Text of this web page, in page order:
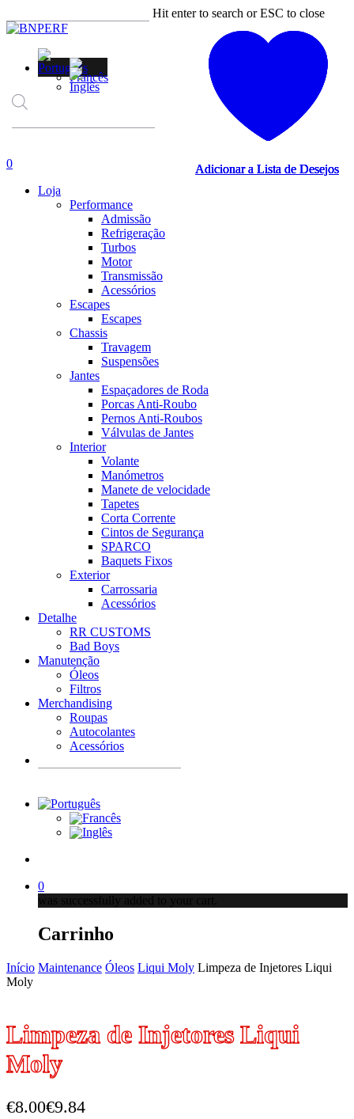
to
content
Hit enter to search or ESC to close
Close
account
0
Loja
Performance
Admissão
Refrigeração
Turbos
Motor
Transmissão
Acessórios
Escapes
Escapes
Chassis
Travagem
Suspensões
Jantes
Espaçadores de Roda
Porcas Anti-Roubo
Pernos Anti-Roubos
Válvulas de Jantes
Interior
Volante
Manómetros
Manete de velocidade
Tapetes
Corta Corrente
Cintos de Segurança
SPARCO
Baquets Fixos
Exterior
Carrossaria
Acessórios
Detalhe
RR CUSTOMS
Bad Boys
Manutenção
Óleos
Filtros
Merchandising
Roupas
Autocolantes
Acessórios
0
was successfully added to your cart.
Carrinho
Início Maintenance Óleos Liqui Moly Limpeza de Injetores Liqui
Moly
Limpeza de Injetores Liqui
Moly
€8.00€9.84
Adicionar a Lista de Desejos
Adicionar a Lista de Desejos
Adicionar a Lista de Desejos
Adicionar a Lista de Desejos